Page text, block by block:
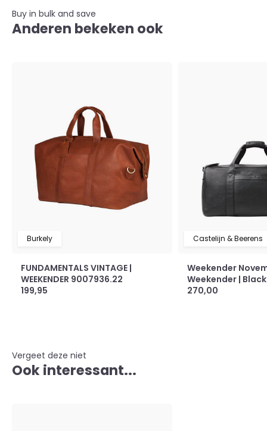
Buy in bulk and save
Anderen bekeken ook
Burkely
FUNDAMENTALS VINTAGE |
WEEKENDER 9007936.22
199,95
Castelijn & Beerens
Weekender
Weekender | Black
270,00
Vergeet deze niet
Ook interessant...